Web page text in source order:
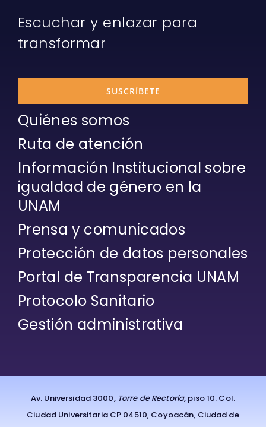
Escuchar y enlazar para
transformar
SUSCRÍBETE
Quiénes somos
Ruta de atención
Información Institucional sobre
igualdad de género en la
UNAM
Prensa y comunicados
Protección de datos personales
Portal de Transparencia UNAM
Protocolo Sanitario
Gestión administrativa
Av. Universidad 3000, Torre de Rectoría, piso 10. Col.
Ciudad Universitaria CP 04510, Coyoacán, Ciudad de